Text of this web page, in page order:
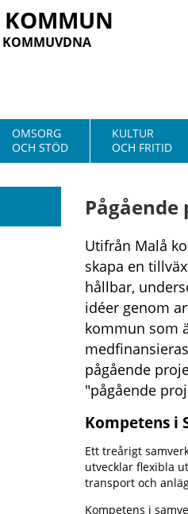
KOMMUVDNA
OMSORG
OCH STÖD
KULTUR
OCH FRITID
Utifrån Malå
skapa en
hållbar,
idéer genom
kommun som
pågående
"pågående
Kompetens i
Ett treårigt
utvecklar flexibla
transport och
Kompetens i